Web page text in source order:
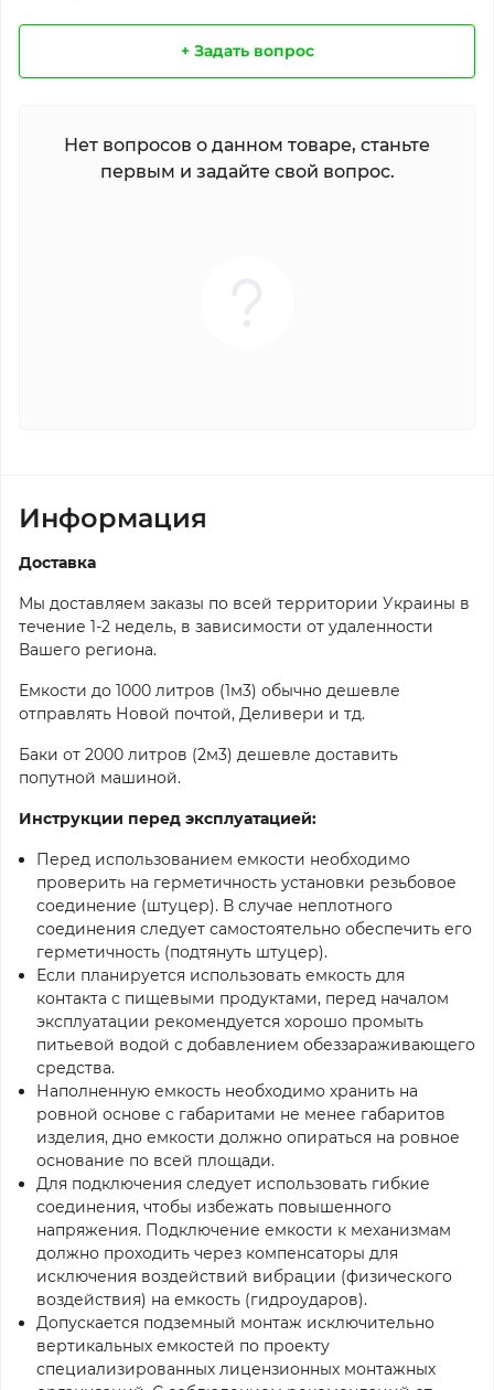
+ Задать вопрос
Нет вопросов о данном товаре, станьте
первым и задайте свой вопрос.
Информация
Доставка
Мы доставляем заказы по всей территории Украины в
течение 1-2 недель, в зависимости от удаленности
Вашего региона.
Емкости до 1000 литров (1м3) обычно дешевле
отправлять Новой почтой, Деливери и тд.
Баки от 2000 литров (2м3) дешевле доставить
попутной машиной.
Инструкции перед эксплуатацией:
Перед использованием емкости необходимо
проверить на герметичность установки резьбовое
соединение (штуцер). В случае неплотного
соединения следует самостоятельно обеспечить его
герметичность (подтянуть штуцер).
Если планируется использовать емкость для
контакта с пищевыми продуктами, перед началом
эксплуатации рекомендуется хорошо промыть
питьевой водой с добавлением обеззараживающего
средства.
Наполненную емкость необходимо хранить на
ровной основе с габаритами не менее габаритов
изделия, дно емкости должно опираться на ровное
основание по всей площади.
Для подключения следует использовать гибкие
соединения, чтобы избежать повышенного
напряжения. Подключение емкости к механизмам
должно проходить через компенсаторы для
исключения воздействий вибрации (физического
воздействия) на емкость (гидроударов).
Допускается подземный монтаж исключительно
вертикальных емкостей по проекту
специализированных лицензионных монтажных